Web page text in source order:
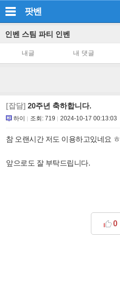
팟벤
인벤 스팀 파티 인벤
내글 내 댓글
[잡담] 20주년 축하합니다.
하이 조회: 719 2024-10-17 00:13:03
참 오랜시간 저도 이용하고있네요 ㅎ
앞으로도 잘 부탁드립니다.
0